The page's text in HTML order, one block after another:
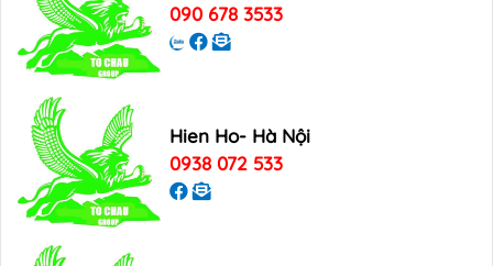
090 678 3533
Hien Ho- Hà Nội
0938 072 533